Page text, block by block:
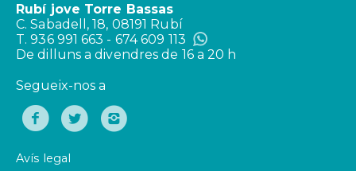
Rubí jove Torre Bassas
C. Sabadell, 18, 08191 Rubí
T. 936 991 663 - 674 609 113
De dilluns a divendres de 16 a 20 h
Segueix-nos a
Avís legal